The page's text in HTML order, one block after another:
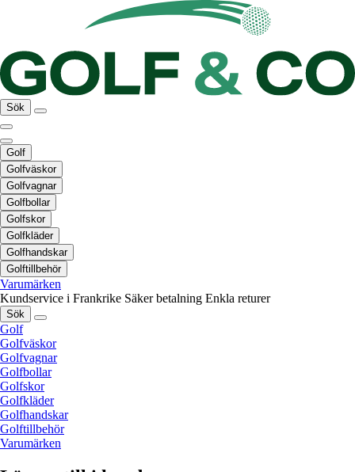
Sök
Golf
Golfväskor
Golfvagnar
Golfbollar
Golfskor
Golfkläder
Golfhandskar
Golftillbehör
Varumärken
Kundservice i Frankrike Säker betalning Enkla returer
Sök
Golf
Golfväskor
Golfvagnar
Golfbollar
Golfskor
Golfkläder
Golfhandskar
Golftillbehör
Varumärken